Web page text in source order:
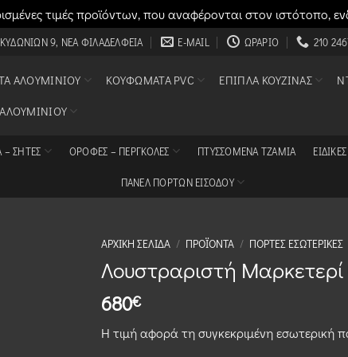
τιμές προϊόντων, που αναφέρονται στον ιστότοπο,
9, ΝΈΑ ΦΙΛΑΔΈΛΦΕΙΑ E-MAIL ΩΡΆΡΙΟ 210
ΑΛΟΥΜΙΝΊΟΥ ΚΟΥΦΏΜΑΤΑ PVC ΈΠΙΠΛΑ ΚΟΥΖΊΝΑΣ
– ΣΗΤΕΣ ΟΡΟΦΈΣ – ΠΈΡΓΚΟΛΕΣ ΠΤΥΣΣΌΜΕΝΑ ΤΖΆΜΙΑ
ΠΑΝΕΛ ΠΟΡΤΩΝ ΕΙΣΟΔΟΥ
ΑΡΧΙΚΉ ΣΕΛΊΔΑ / ΠΡΟΪΌΝΤΑ / ΠΌΡΤΕΣ ΕΣΩΤΕΡΙΚΈΣ
Λουστραριστή
680€
Η τιμή αφορά τη συγκεκριμένη εσωτερική